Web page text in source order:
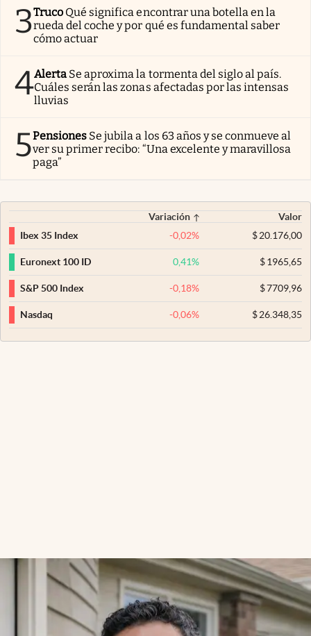
3Truco Qué significa encontrar una botella en la
rueda del coche y por qué es fundamental saber
cómo actuar
4Alerta Se aproxima la tormenta del siglo al país.
Cuáles serán las zonas afectadas por las intensas
lluvias
5Pensiones Se jubila a los 63 años y se conmueve al
ver su primer recibo: “Una excelente y maravillosa
paga”
Variación
Valor
Ibex 35 Index
-0,02% $20.176,00
Euronext 100 ID 0,41% $1965,65
S&P 500 Index -0,18% $7709,96
Nasdaq -0,06% $26.348,35